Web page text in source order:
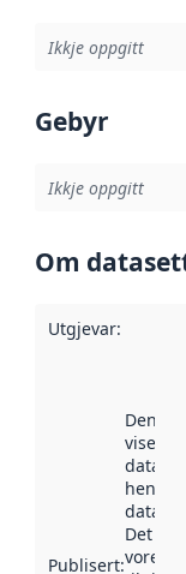
Ikkje oppgitt
Gebyr
Ikkje oppgitt
Om
Utgjevar:
Publisert:
Denne
viser når
henta
Det kan
vore